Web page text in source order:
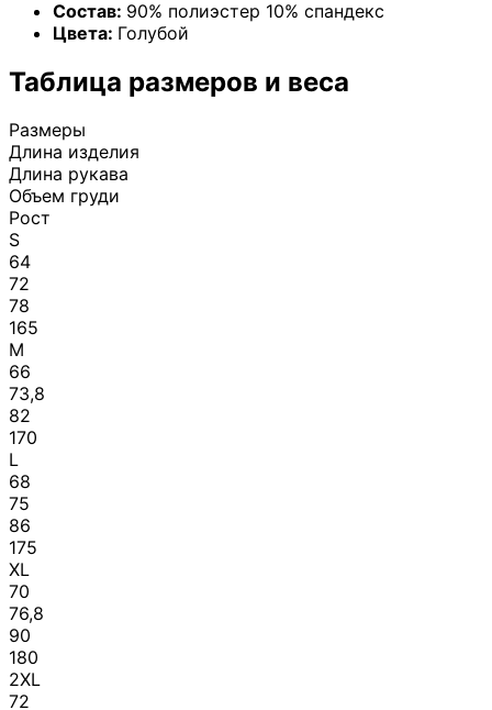
Состав: 90% полиэстер 10% спандекс
Цвета: Голубой
Таблица размеров и веса
Размеры
Длина изделия
Длина рукава
Объем груди
Рост
S
64
72
78
165
M
66
73,8
82
170
L
68
75
86
175
XL
70
76,8
90
180
2XL
72